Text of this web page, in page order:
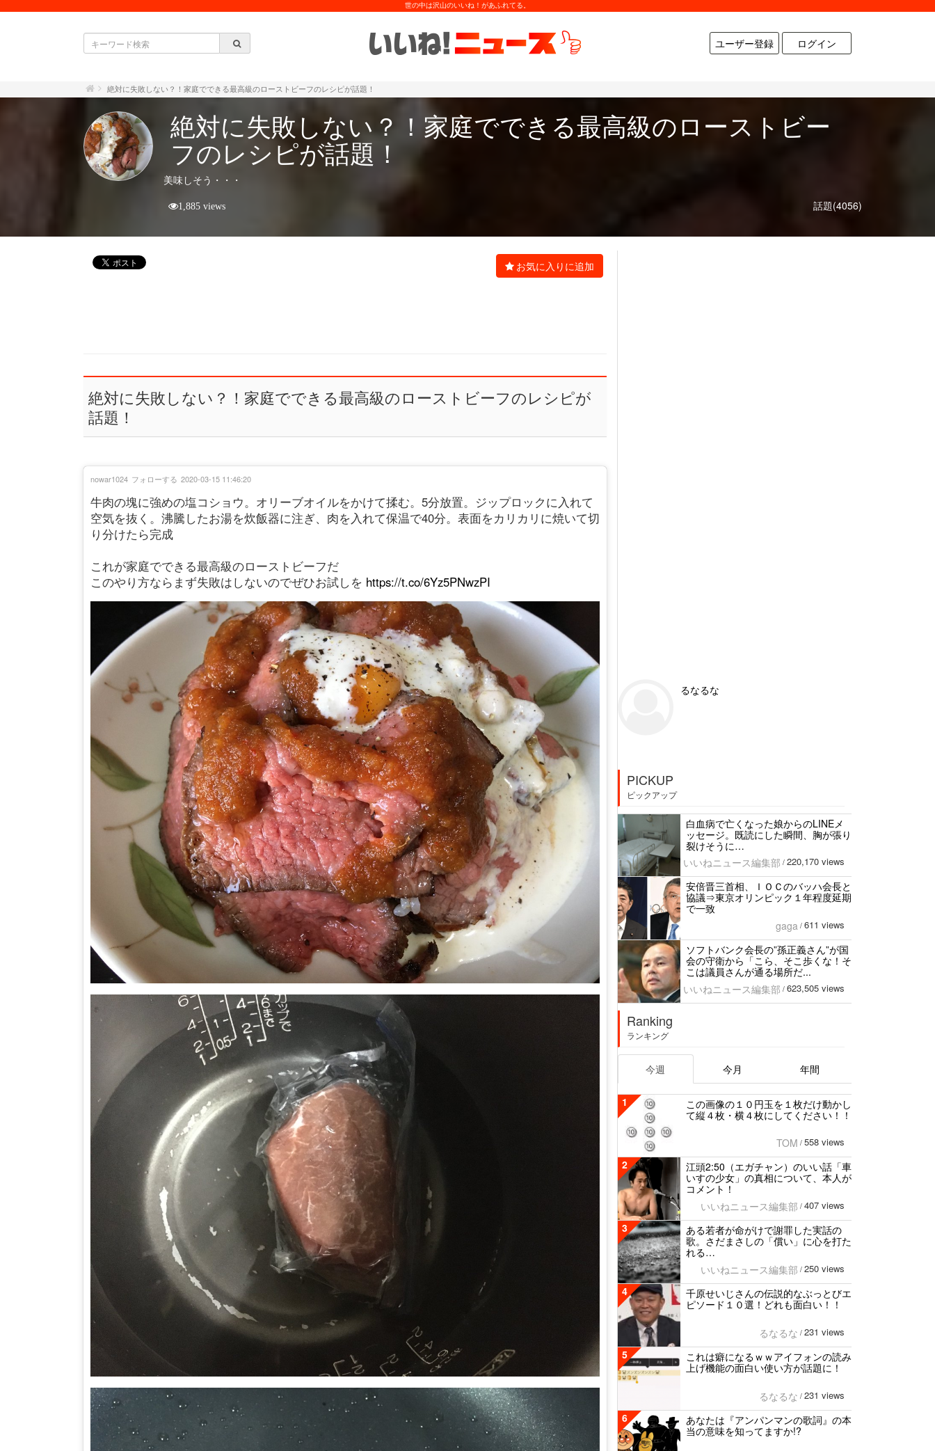
世の中は沢山のいいね！があふれてる。
ユーザー登録 ログイン
絶対に失敗しない？！家庭でできる最高級のローストビーフのレシピが話題！
絶対に失敗しない？！家庭でできる最高級のローストビー
フのレシピが話題！
美味しそう・・・
話題(4056)
1,885 views
お気に入りに追加
絶対に失敗しない？！家庭でできる最高級のローストビーフのレシピが
話題！
牛肉の塊に強めの塩コショウ。オリーブオイルをかけて揉む。5分放置。ジップロックに入れて
空気を抜く。沸騰したお湯を炊飯器に注ぎ、肉を入れて保温で40分。表面をカリカリに焼いて切
り分けたら完成
これが家庭でできる最高級のローストビーフだ
このやり方ならまず失敗はしないのでぜひお試しを https://t.co/6Yz5PNwzPI
nowar1024 フォローする 2020-03-15 11:46:20
るなるな
PICKUP
ピックアップ
白血病で亡くなった娘からのLINEメ
ッセージ。既読にした瞬間、胸が張り
裂けそうに…
いいねニュース編集部 / 220,170 views
安倍晋三首相、ＩＯＣのバッハ会長と
協議⇒東京オリンピック１年程度延期
で一致
gaga / 611 views
ソフトバンク会長の”孫正義さん”が国
会の守衛から「こら、そこ歩くな！そ
こは議員さんが通る場所だ...
いいねニュース編集部 / 623,505 views
Ranking
ランキング
今週 今月 年間
1
この画像の１０円玉を１枚だけ動かし
て縦４枚・横４枚にしてください！！
TOM / 558 views
2
江頭2:50（エガチャン）のいい話「車
いすの少女」の真相について、本人が
コメント！
いいねニュース編集部 / 407 views
3
ある若者が命がけで謝罪した実話の
歌。さだまさしの「償い」に心を打た
れる…
いいねニュース編集部 / 250 views
4
千原せいじさんの伝説的なぶっとびエ
ピソード１０選！どれも面白い！！
るなるな / 231 views
5
これは癖になるｗｗアイフォンの読み
上げ機能の面白い使い方が話題に！
るなるな / 231 views
6
あなたは『アンパンマンの歌詞』の本
当の意味を知ってますか!?